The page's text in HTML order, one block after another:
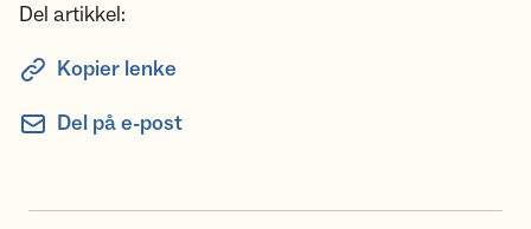
Del artikkel:
Kopier lenke
Del på e-post